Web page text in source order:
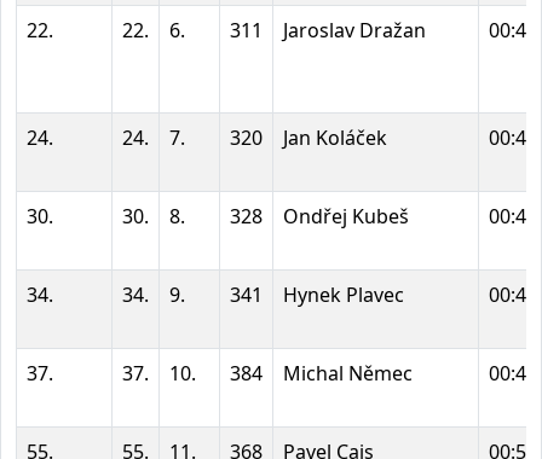
22. 22. 6. 311 Jaroslav Dražan
24. 24. 7. 320 Jan Koláček
30. 30. 8. 328 Ondřej Kubeš
34. 34. 9. 341 Hynek Plavec
37. 37. 10. 384 Michal Němec
55. 55. 11. 368 Pavel Cais